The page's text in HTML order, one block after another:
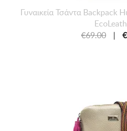
Γυναικεία Τσάντα Backpack
€69.00
|